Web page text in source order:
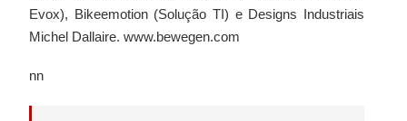
Evox), Bikeemotion (Solução TI) e Designs Industriais
Michel Dallaire. www.bewegen.com
nn